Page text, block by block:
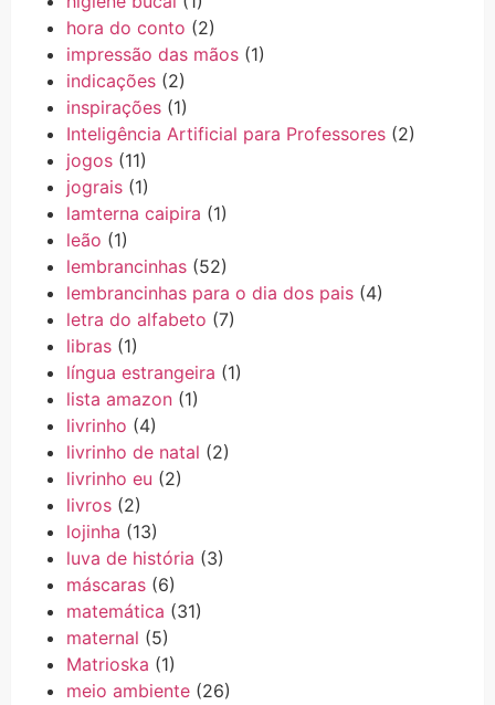
hora do conto (2)
impressão das mãos (1)
indicações (2)
inspirações (1)
Inteligência Artificial para Professores (2)
jogos (11)
jograis (1)
lamterna caipira (1)
leão (1)
lembrancinhas (52)
lembrancinhas para o dia dos pais (4)
letra do alfabeto (7)
libras (1)
língua estrangeira (1)
lista amazon (1)
livrinho (4)
livrinho de natal (2)
livrinho eu (2)
livros (2)
lojinha (13)
luva de história (3)
máscaras (6)
matemática (31)
maternal (5)
Matrioska (1)
meio ambiente (26)